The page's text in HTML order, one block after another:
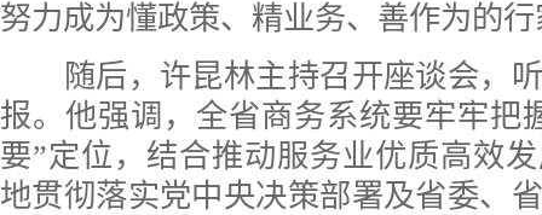
努力成为懂政策、精业务、善作为的
随后，许昆林主持召开座谈会，听
报。他强调，全省商务系统要牢牢把
要”定位，结合推动服务业优质高效
地贯彻落实党中央决策部署及省委、